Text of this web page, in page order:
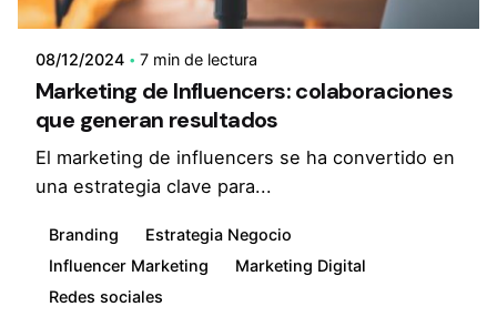
08/12/2024 7 min de lectura
Marketing de Influencers: colaboraciones
que generan resultados
El marketing de influencers se ha convertido en
una estrategia clave para...
Branding
Estrategia Negocio
Influencer Marketing
Marketing Digital
Redes sociales